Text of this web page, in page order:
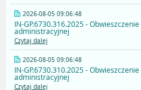
2026-08-05 09:06:48
IN-GP.6730.316.2025 -
administracyjnej
Czytaj dalej
2026-08-05 09:06:48
IN-GP.6730.310.2025 -
administracyjnej
Czytaj dalej